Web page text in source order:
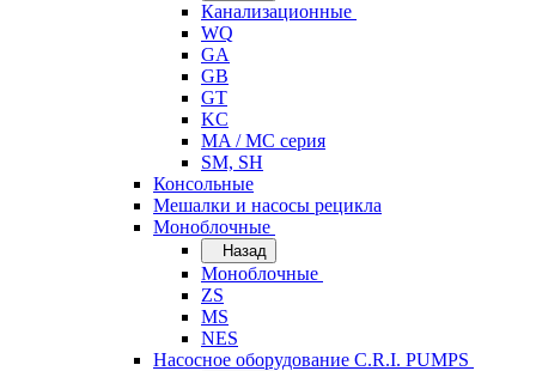
Канализационные
WQ
GA
GB
GT
KC
MA / MC серия
SM, SH
Консольные
Мешалки и насосы рецикла
Моноблочные
Назад
Моноблочные
ZS
MS
NES
Насосное оборудование C.R.I. PUMPS